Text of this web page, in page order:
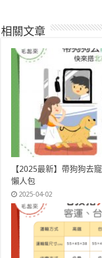
相關文章
【2025最新】帶狗狗去
懶人包
2025-04-02